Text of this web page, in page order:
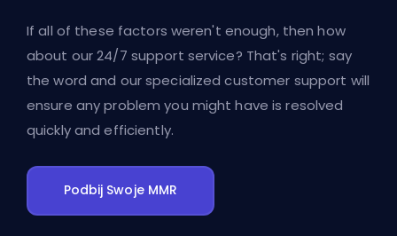
If all of these factors weren't enough, then how
about our 24/7 support service? That's right; say
the word and our specialized customer support will
ensure any problem you might have is resolved
quickly and efficiently.
Podbij Swoje MMR